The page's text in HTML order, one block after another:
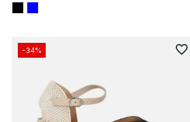
-34% favorite_border